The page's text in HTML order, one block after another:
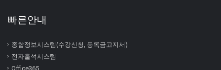
빠른안내
종합정보시스템(수강신청, 등록금고지서)
전자출석시스템
Office365